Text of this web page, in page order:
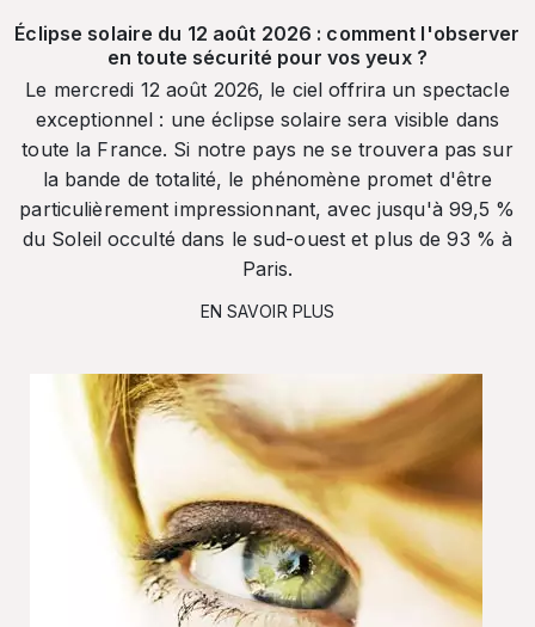
Éclipse solaire du 12 août 2026 : comment l'observer
en toute sécurité pour vos yeux ?
Le mercredi 12 août 2026, le ciel offrira un spectacle
exceptionnel : une éclipse solaire sera visible dans
toute la France. Si notre pays ne se trouvera pas sur
la bande de totalité, le phénomène promet d'être
particulièrement impressionnant, avec jusqu'à 99,5 %
du Soleil occulté dans le sud-ouest et plus de 93 % à
Paris.
EN SAVOIR PLUS